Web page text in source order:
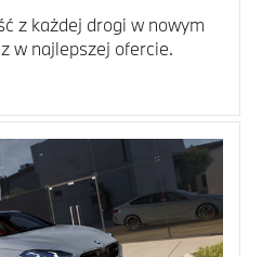
z każdej drogi w nowym
w najlepszej ofercie.